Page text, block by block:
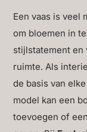
Een vaas is veel
om bloemen in
stijlstatement en
ruimte. Als
de basis van
model kan een
toevoegen of